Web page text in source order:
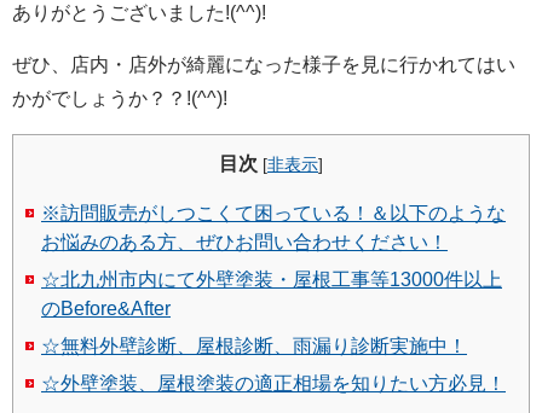
ありがとうございました!(^^)!
ぜひ、店内・店外が綺麗になった様子を見に行かれてはい
かがでしょうか？？!(^^)!
目次 [非表示]
※訪問販売がしつこくて困っている！＆以下のような
お悩みのある方、ぜひお問い合わせください！
☆北九州市内にて外壁塗装・屋根工事等13000件以上
のBefore&After
☆無料外壁診断、屋根診断、雨漏り診断実施中！
☆外壁塗装、屋根塗装の適正相場を知りたい方必見！